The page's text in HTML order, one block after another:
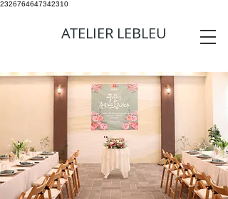
2326764647342310
ATELIER LEBLEU